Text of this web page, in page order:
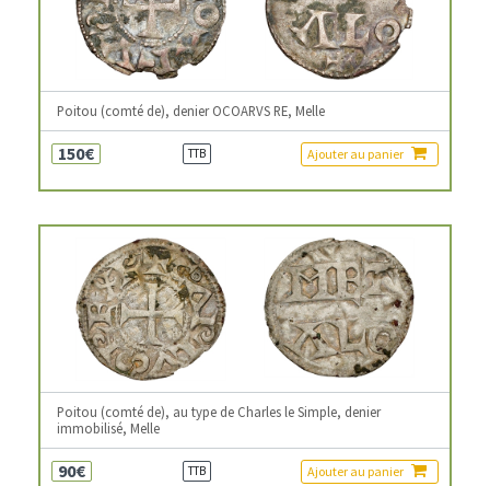
Poitou (comté de), denier OCOARVS RE, Melle
150€ TTB Ajouter au panier
Poitou (comté de), au type de Charles le Simple, denier
immobilisé, Melle
90€ TTB Ajouter au panier